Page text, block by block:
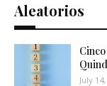
Aleatorios
July